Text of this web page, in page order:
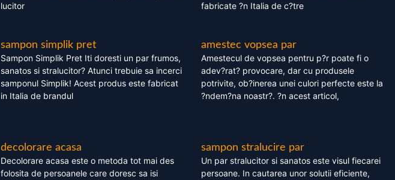
lucitor
fabricate ?n Italia de c?tre
sampon simplik pret
Sampon Simplik Pret Iti doresti un par frumos,
sanatos si stralucitor? Atunci trebuie sa incerci
samponul Simplik! Acest produs este fabricat
in Italia de brandul
amestec vopsea par
Amestecul de vopsea pentru p?r poate fi o
adev?rat? provocare, dar cu produsele
potrivite, ob?inerea unei culori perfecte este la
?ndem?na noastr?. ?n acest articol,
decolorare acasa
Decolorare acasa este o metoda tot mai des
folosita de persoanele care doresc sa isi
sampon stralucire par
Un par stralucitor si sanatos este visul fiecarei
persoane. In cautarea unor solutii eficiente,